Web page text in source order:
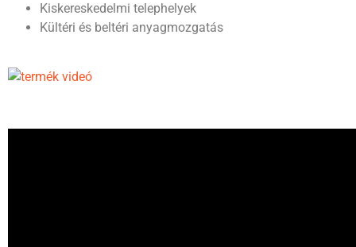
Kiskereskedelmi telephelyek
Kültéri és beltéri anyagmozgatás